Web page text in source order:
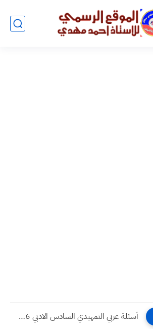
أسئلة عربي التمهيدي السادس الادبي 2026 | تحميل ورقة الامتحان